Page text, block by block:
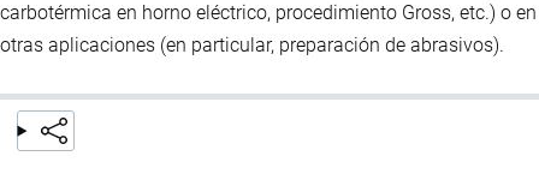
carbotérmica en horno eléctrico, procedimiento Gross, etc.) o en
otras aplicaciones (en particular, preparación de abrasivos).